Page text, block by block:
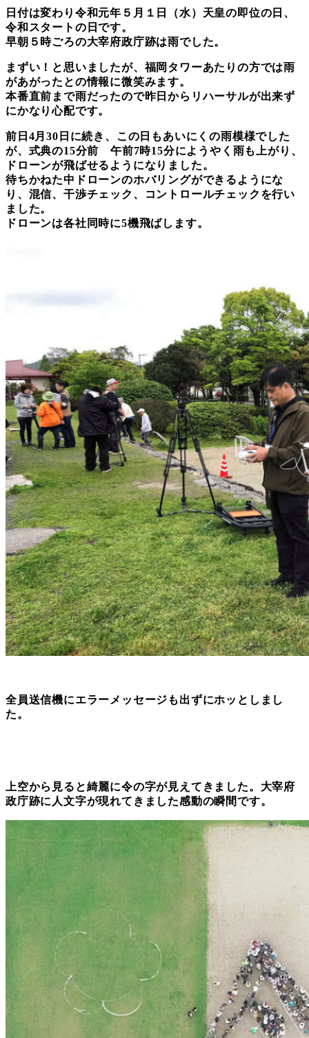
日付は変わり令和元年５月１日（水）天皇の即位の日、
令和スタートの日です。
早朝５時ごろの大宰府政庁跡は雨でした。
まずい！と思いましたが、福岡タワーあたりの方では雨
があがったとの情報に微笑みます。
本番直前まで雨だったので昨日からリハーサルが出来ず
にかなり心配です。
前日4月30日に続き、この日もあいにくの雨模様でした
が、式典の15分前 午前7時15分にようやく雨も上がり、
ドローンが飛ばせるようになりました。
待ちかねた中ドローンのホバリングができるようにな
り、混信、干渉チェック、コントロールチェックを行い
ました。
ドローンは各社同時に5機飛ばします。
全員送信機にエラーメッセージも出ずにホッとしまし
た。
上空から見ると綺麗に令の字が見えてきました。大宰府
政庁跡に人文字が現れてきました感動の瞬間です。